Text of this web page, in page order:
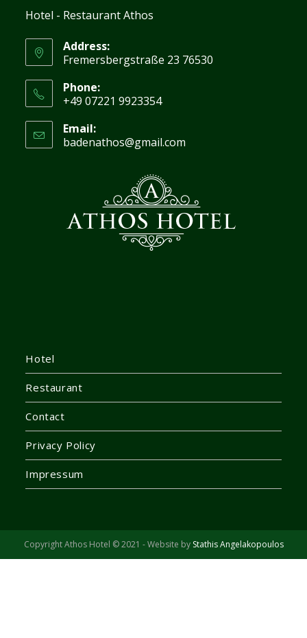
Hotel - Restaurant Athos
Address:
Fremersbergstraße 23 76530
Phone:
+49 07221 9923354
Email:
badenathos@gmail.com
Hotel
Restaurant
Contact
Privacy Policy
Impressum
Copyright Athos Hotel © 2021 - Website by Stathis Angelakopoulos